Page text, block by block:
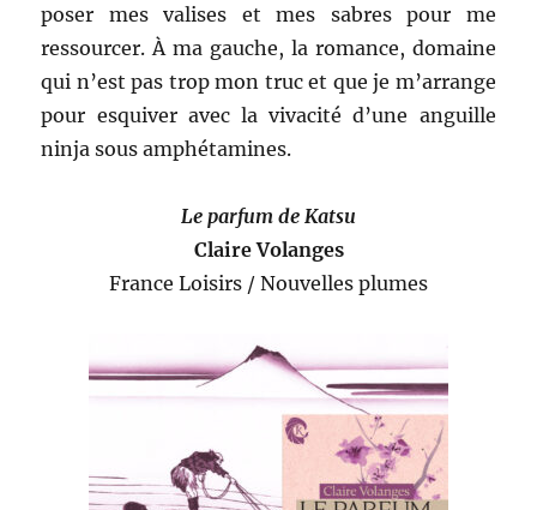
poser mes valises et mes sabres pour me
ressourcer. À ma gauche, la romance, domaine
qui n’est pas trop mon truc et que je m’arrange
pour esquiver avec la vivacité d’une anguille
ninja sous amphétamines.
Le parfum de Katsu
Claire Volanges
France Loisirs / Nouvelles plumes